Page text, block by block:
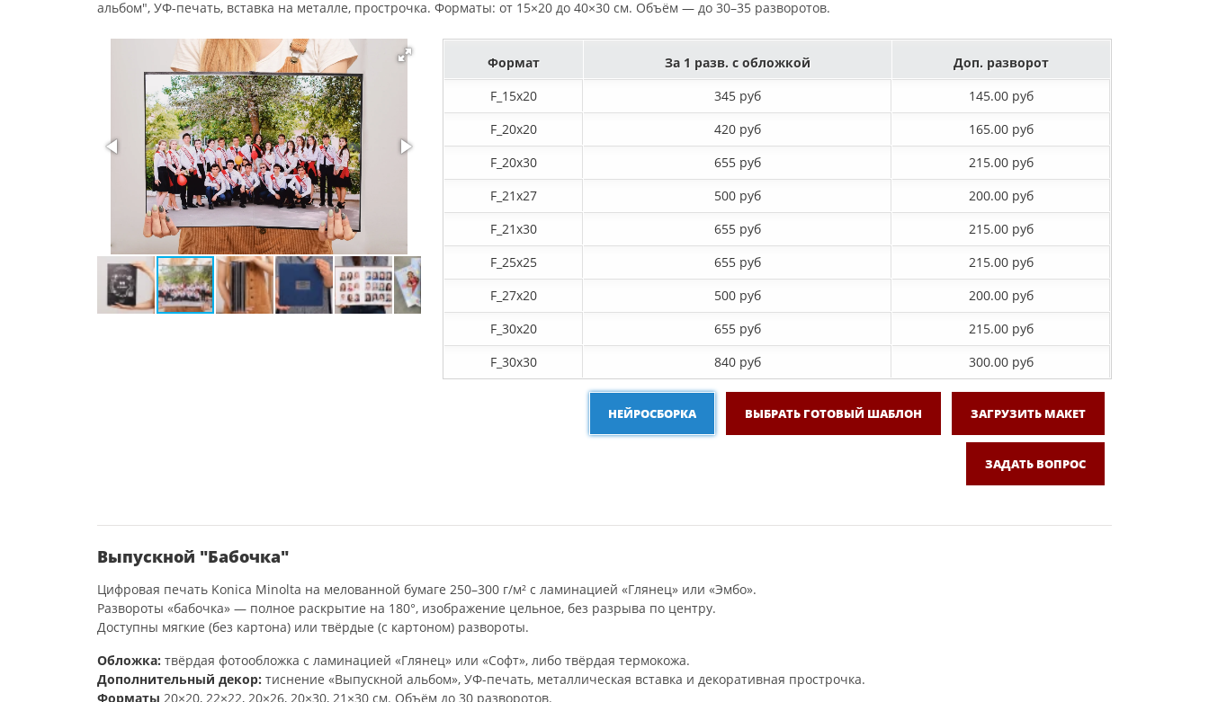
альбом", УФ-печать, вставка на металле, прострочка. Форматы: от 15×20 до 40×30 см. Объём — до 30–35 разворотов.
Формат За 1 разв. с обложкой
Доп. разворот
F_15х20
345 руб
145.00 руб
F_20х20
420 руб
165.00 руб
F_20х30
655 руб
215.00 руб
F_21х27
500 руб
200.00 руб
F_21х30
655 руб
215.00 руб
F_25х25
655 руб
215.00 руб
F_27x20
500 руб
200.00 руб
F_30х20
655 руб
215.00 руб
F_30х30
840 руб 300.00 руб
НЕЙРОСБОРКА ВЫБРАТЬ ГОТОВЫЙ ШАБЛОН ЗАГРУЗИТЬ МАКЕТ
ЗАДАТЬ ВОПРОС
Выпускной "Бабочка"
Цифровая печать Konica Minolta на мелованной бумаге 250–300 г/м² с ламинацией «Глянец» или «Эмбо».
Развороты «бабочка» — полное раскрытие на 180°, изображение цельное, без разрыва по центру.
Доступны мягкие (без картона) или твёрдые (с картоном) развороты.
Обложка: твёрдая фотообложка с ламинацией «Глянец» или «Софт», либо твёрдая термокожа.
Дополнительный декор: тиснение «Выпускной альбом», УФ-печать, металлическая вставка и декоративная прострочка.
Форматы 20×20, 22×22, 20×26, 20×30, 21×30 см. Объём до 30 разворотов.